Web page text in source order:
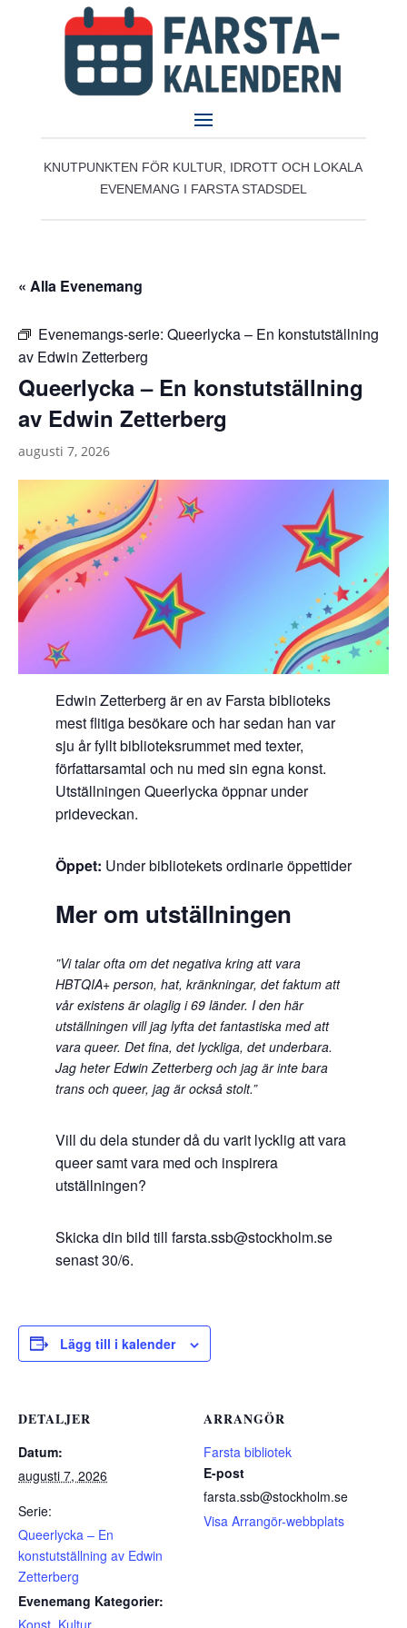
KNUTPUNKTEN FÖR KULTUR, IDROTT OCH LOKALA
EVENEMANG I FARSTA STADSDEL
« Alla Evenemang
Evenemangs-serie: Queerlycka – En konstutställning
av Edwin Zetterberg
Queerlycka – En konstutställning
av Edwin Zetterberg
augusti 7, 2026
Edwin Zetterberg är en av Farsta biblioteks
mest flitiga besökare och har sedan han var
sju år fyllt biblioteksrummet med texter,
författarsamtal och nu med sin egna konst.
Utställningen Queerlycka öppnar under
prideveckan.
Öppet: Under bibliotekets ordinarie öppettider
Mer om utställningen
”Vi talar ofta om det negativa kring att vara
HBTQIA+ person, hat, kränkningar, det faktum att
vår existens är olaglig i 69 länder. I den här
utställningen vill jag lyfta det fantastiska med att
vara queer. Det fina, det lyckliga, det underbara.
Jag heter Edwin Zetterberg och jag är inte bara
trans och queer, jag är också stolt.”
Vill du dela stunder då du varit lycklig att vara
queer samt vara med och inspirera
utställningen?
Skicka din bild till farsta.ssb@stockholm.se
senast 30/6.
Lägg till i kalender
DETALJER
Datum:
augusti 7, 2026
Serie:
Queerlycka – En
konstutställning av Edwin
Zetterberg
Evenemang Kategorier:
Konst Kultur
ARRANGÖR
Farsta bibliotek
E-post
farsta.ssb@stockholm.se
Visa Arrangör-webbplats